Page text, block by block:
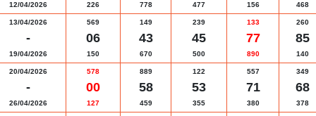
12/04/2026 226 778 477 156 468
13/04/2026
-
19/04/2026
569
06
150
149
43
670
239
45
500
133
77
890
260
85
140
20/04/2026
-
26/04/2026
578
00
127
889
58
459
122
53
355
557
71
380
349
68
378